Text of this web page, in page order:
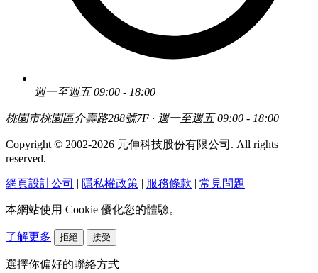
週一至週五 09:00 - 18:00
桃園市桃園區介壽路288號7F · 週一至週五 09:00 - 18:00
Copyright © 2002-2026 元伸科技股份有限公司. All rights
reserved.
網頁設計公司 | 隱私權政策 | 服務條款 | 常見問題
本網站使用 Cookie 優化您的體驗。
了解更多 拒絕 接受
選擇你偏好的聯絡方式